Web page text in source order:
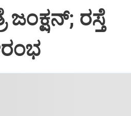
ಜಂಕ್ಷನ್‌; ರಸ್ತೆ